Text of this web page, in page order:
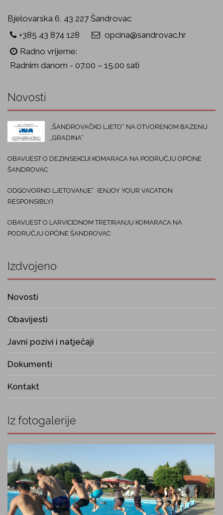
Bjelovarska 6, 43 227 Šandrovac
+385 43 874 128
opcina@sandrovac.hr
Radno vrijeme:
Radnim danom - 07.00 – 15.00 sati
Novosti
„ŠANDROVAČKO LJETO“ NA OTVORENOM BAZENU
„GRADINA“
OBAVIJEST O DEZINSEKCIJI KOMARACA NA PODRUČJU OPĆINE
ŠANDROVAC
ODGOVORNO LJETOVANJE“ (ENJOY YOUR VACATION
RESPONSIBLY)
OBAVIJEST O LARVICIDNOM TRETIRANJU KOMARACA NA
PODRUČJU OPĆINE ŠANDROVAC
Izdvojeno
Novosti
Obavijesti
Javni pozivi i natječaji
Dokumenti
Kontakt
Iz fotogalerije